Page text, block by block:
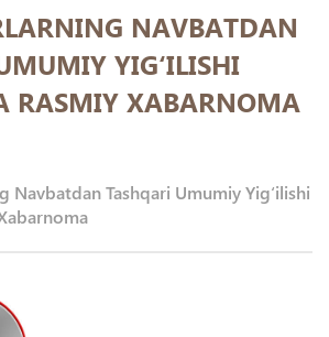
NAVBATDAN
YIG‘ILISHI
RASMIY XABARNOMA
Navbatdan Tashqari Umumiy Yig‘ilishi